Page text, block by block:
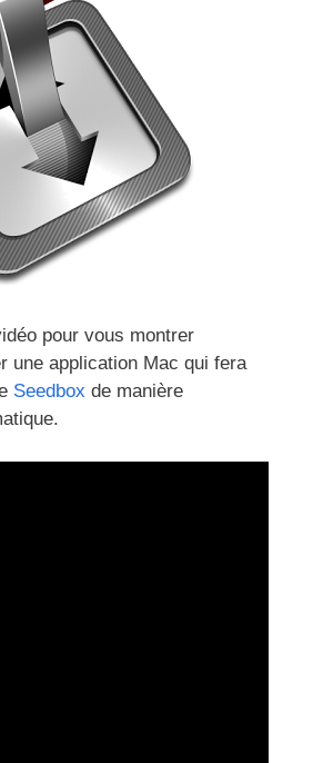
pour vous montrer
une application Mac qui fera
Seedbox de manière